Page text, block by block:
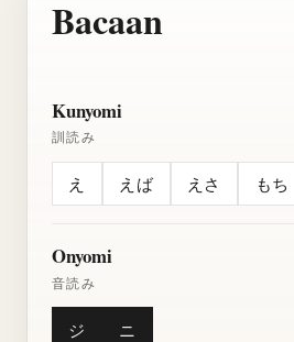
Bacaan
Kunyomi
訓読み
え えば えさ もち
Onyomi
音読み
ジ ニ